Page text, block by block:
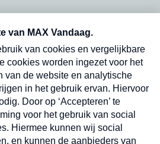
en dinsdagochtend in
Verzend